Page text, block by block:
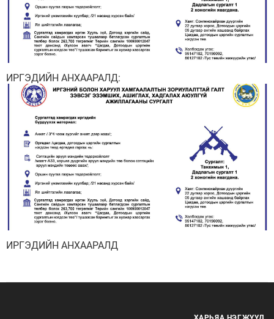
ИРГЭДИЙН АНХААРАЛД:
ИРГЭДИЙН АНХААРАЛД